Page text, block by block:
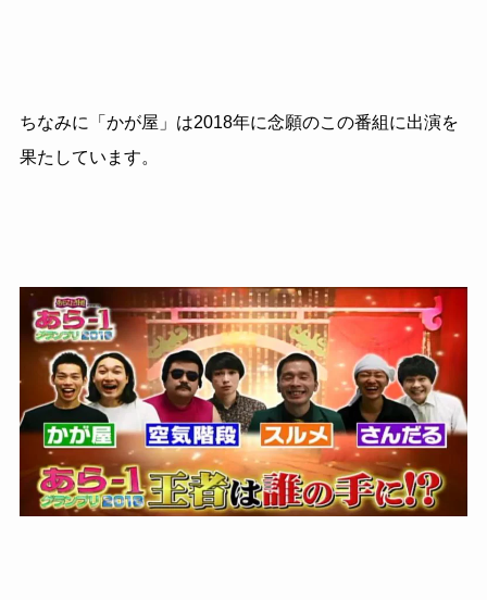
ちなみに「かが屋」は2018年に念願のこの番組に出演を
果たしています。